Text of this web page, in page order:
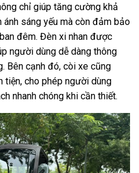
chỉ giúp tăng cường khả
sáng yếu mà còn đảm bảo
đêm. Đèn xi nhan được
người dùng dễ dàng thông
Bên cạnh đó, còi xe cũng
tiện, cho phép người dùng
nhanh chóng khi cần thiết.